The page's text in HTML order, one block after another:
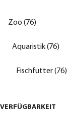
Zoo (76)
Aquaristik (76)
Fischfutter (76)
VERFÜGBARKEIT